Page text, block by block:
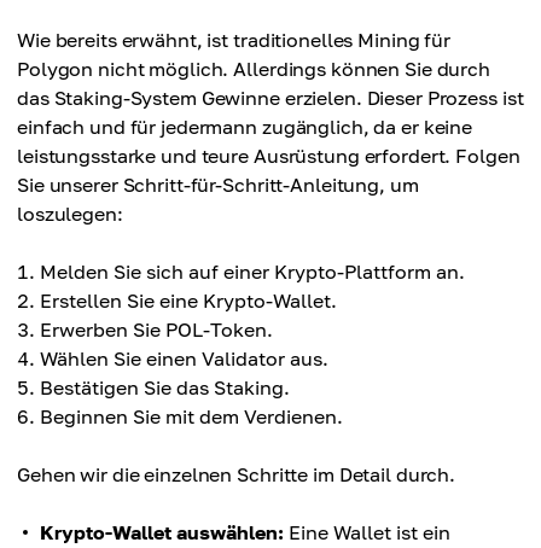
Wie bereits erwähnt, ist traditionelles Mining für
Polygon nicht möglich. Allerdings können Sie durch
das Staking-System Gewinne erzielen. Dieser Prozess ist
einfach und für jedermann zugänglich, da er keine
leistungsstarke und teure Ausrüstung erfordert. Folgen
Sie unserer Schritt-für-Schritt-Anleitung, um
loszulegen:
Melden Sie sich auf einer Krypto-Plattform an.
Erstellen Sie eine Krypto-Wallet.
Erwerben Sie POL-Token.
Wählen Sie einen Validator aus.
Bestätigen Sie das Staking.
Beginnen Sie mit dem Verdienen.
Gehen wir die einzelnen Schritte im Detail durch.
Krypto-Wallet auswählen: Eine Wallet ist ein